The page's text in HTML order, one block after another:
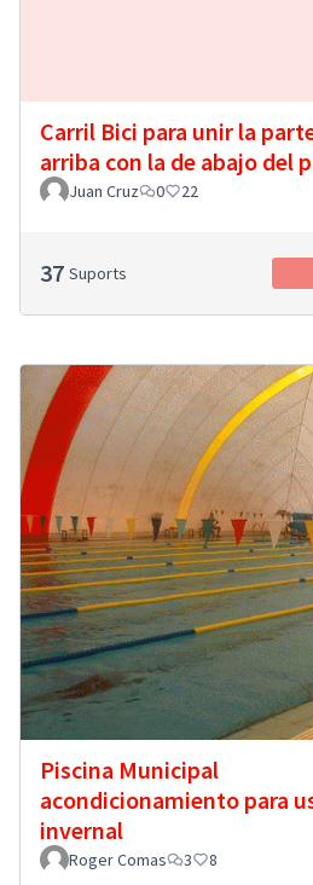
Carril Bici para unir la
arriba con la de abajo del
Juan Cruz 0 22
37 Suports
Piscina Municipal
acondicionamiento para
invernal
Roger Comas 3 8